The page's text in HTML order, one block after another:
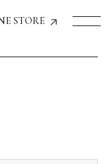
STORE